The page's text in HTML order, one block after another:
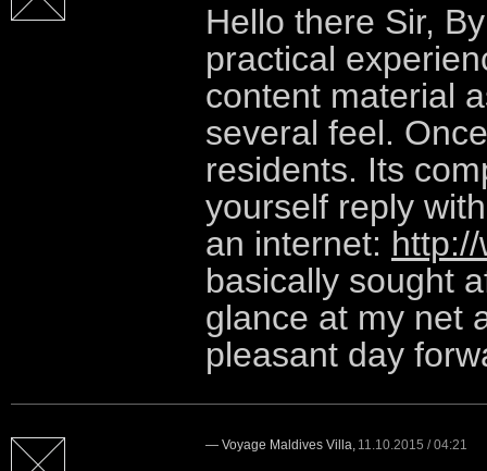
Hello there Sir,
practical
content material
several feel.
residents. Its
yourself reply
an internet:
basically sought
glance at my net
pleasant day
— Voyage Maldives Villa, 11.10.2015 / 04:21